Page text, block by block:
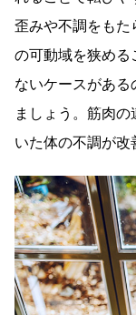
歪みや不調をもた
の可動域を狭める
ないケースがあ
ましょう。筋肉
いた体の不調が改